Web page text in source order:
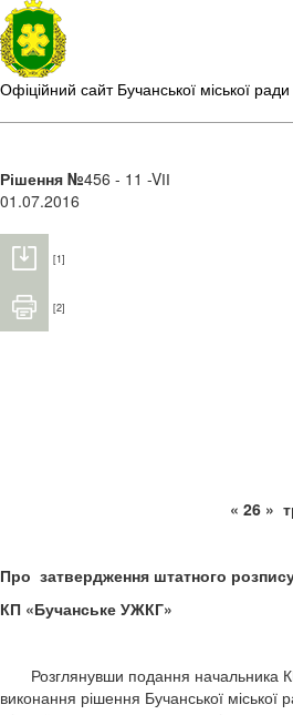
Офіційний сайт Бучанської міської ради
Рішення №456 - 11 -VІІ
01.07.2016
[1]
[2]
«
Про затвердження штатного
КП «Бучанське УЖКГ»
Розглянувши подання начальника
виконання рішення Бучанської